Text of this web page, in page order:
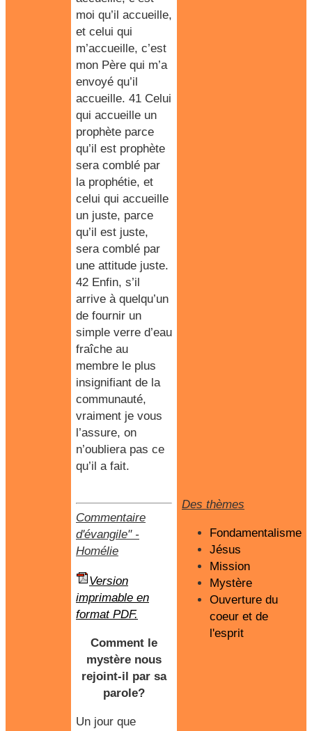
moi qu’il accueille,
et celui qui
m’accueille, c’est
mon Père qui m’a
envoyé qu’il
accueille. 41 Celui
qui accueille un
prophète parce
qu’il est prophète
sera comblé par
la prophétie, et
celui qui accueille
un juste, parce
qu’il est juste,
sera comblé par
une attitude juste.
42 Enfin, s’il
arrive à quelqu’un
de fournir un
simple verre d’eau
fraîche au
membre le plus
insignifiant de la
communauté,
vraiment je vous
l’assure, on
n’oubliera pas ce
qu’il a fait.
Commentaire
d'évangile"-
Homélie
Version
imprimable en
format PDF.
Comment le
mystère nous
rejoint-il par sa
parole?
Un jour que
Des thèmes
Fondamentalisme
Jésus
Mission
Mystère
Ouverture du
coeur et de
l'esprit